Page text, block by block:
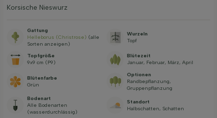
Korsische Nieswurz
Gattung
Helleborus (Christrose) (alle
Sorten anzeigen)
Wurzeln
Topf
Topfgröße
9x9 cm (P9)
Blütezeit
Januar, Februar, März, April
Blütenfarbe
Grün
Optionen
Randbepflanzung,
Gruppenpflanzung
Bodenart
Alle Bodenarten
(wasserdurchlässig)
Standort
Halbschatten, Schatten